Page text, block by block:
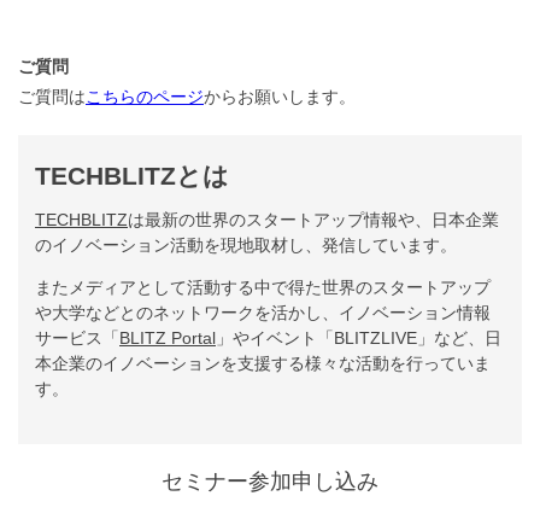
ご質問
ご質問はこちらのページからお願いします。
TECHBLITZとは
TECHBLITZは最新の世界のスタートアップ情報や、日本企業
のイノベーション活動を現地取材し、発信しています。
またメディアとして活動する中で得た世界のスタートアップ
や大学などとのネットワークを活かし、イノベーション情報
サービス「 BLITZ Portal 」やイベント「BLITZLIVE」など、日
本企業のイノベーションを支援する様々な活動を行っていま
す。
セミナー参加申し込み